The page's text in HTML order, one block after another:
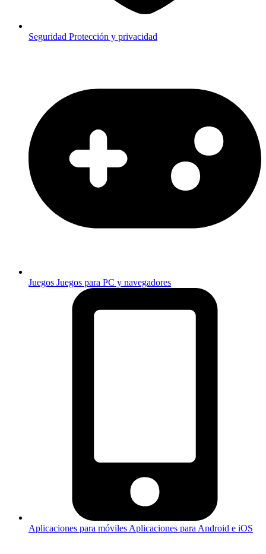
Seguridad Protección y privacidad
Juegos Juegos para PC y navegadores
Aplicaciones para móviles Aplicaciones para Android e iOS